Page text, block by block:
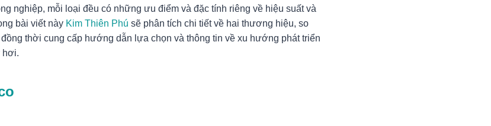
nghiệp, mỗi loại đều có những ưu điểm và đặc tính riêng về hiệu suất và
bài viết này Kim Thiên Phú sẽ phân tích chi tiết về hai thương hiệu, so
thời cung cấp hướng dẫn lựa chọn và thông tin về xu hướng phát triển
hơi.